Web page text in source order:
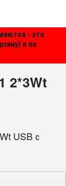
- это
и по
2*3Wt
USB с